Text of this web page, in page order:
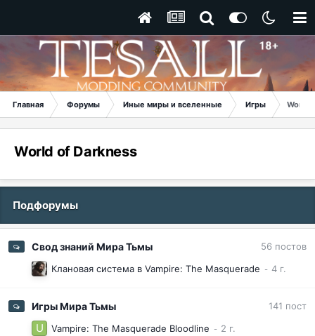
Главная Форумы Иные миры и вселенные Игры World
World of Darkness
Подфорумы
Свод знаний Мира Тьмы 56 постов
Клановая система в Vampire: The Masquerade
Игры Мира Тьмы 141 пост
Vampire: The Masquerade Bloodline